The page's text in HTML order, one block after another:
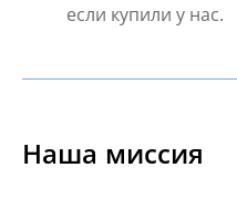
если купили у нас.
Наша миссия